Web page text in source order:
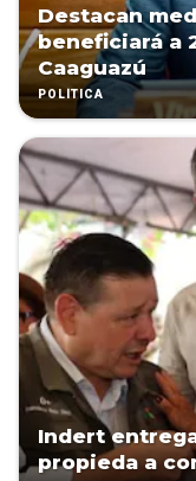
Destacan
beneficiará a
Caaguazú
POLÍTICA
Indert
propieda a